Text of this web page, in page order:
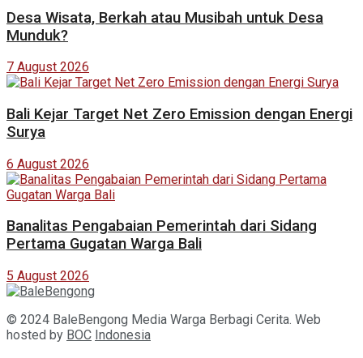
Desa Wisata, Berkah atau Musibah untuk Desa
Munduk?
7 August 2026
Bali Kejar Target Net Zero Emission dengan Energi
Surya
6 August 2026
Banalitas Pengabaian Pemerintah dari Sidang
Pertama Gugatan Warga Bali
5 August 2026
© 2024 BaleBengong Media Warga Berbagi Cerita. Web
hosted by BOC Indonesia